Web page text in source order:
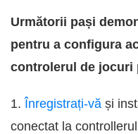
Următorii pași
pentru a configura
controlerul de jocuri
1.Înregistrați-vă și
conectat la